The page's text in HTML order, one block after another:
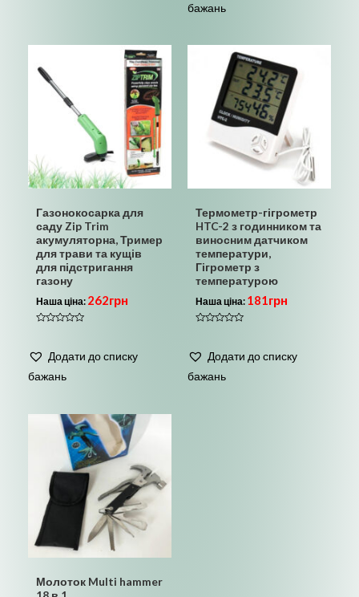
бажань
Газонокосарка для
саду Zip Trim
акумуляторна, Тример
для трави та кущів
для підстригання
газону
Наша ціна: 262грн
з
Додати до списку
бажань
Термометр-гігрометр
HTC-2 з годинником та
виносним датчиком
температури,
Гігрометр з
температурою
Наша ціна: 181грн
з
Додати до списку
бажань
Молоток Multi hammer